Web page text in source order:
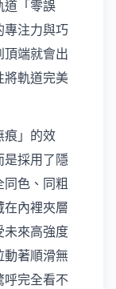
道「零誤
專注力與巧
端就會出
將軌道完美
痕」的效
是採用了隱
色、同粗
在內裡夾層
未來高強度
動著順滑無
呼完全看不